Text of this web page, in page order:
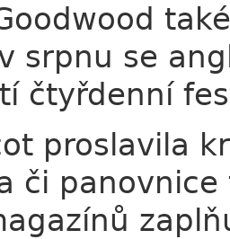
srpnu se
čtyřdenní
proslavila
či